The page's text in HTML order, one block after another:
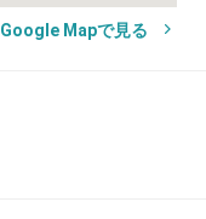
Google Mapで見る